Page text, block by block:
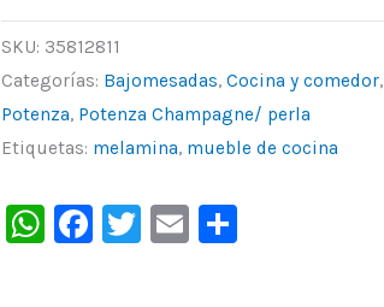
cantidad
SKU: 35812811
Categorías: Bajomesadas,Cocina y comedor,
Potenza, Potenza Champagne/ perla
Etiquetas: melamina, mueble de cocina
WhatsApp
Facebook
Twitter
Email